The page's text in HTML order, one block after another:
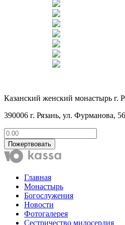
Казанский женский монастырь г.
390006 г. Рязань, ул. Фурманова, 56
Пожертвовать
Главная
Монастырь
Богослужения
Новости
Фотогалерея
Сестричество милосердия